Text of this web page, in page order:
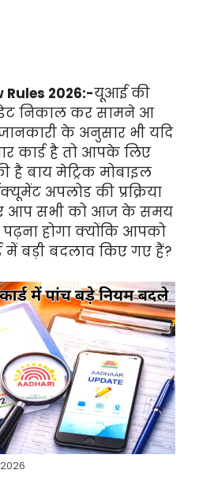
2026:-यूआई की
निकाल कर सामने आ
के अनुसार भी यदि
कार्ड है तो आपके लिए
बाय मेट्रिक मोबाइल
अपलोड की प्रक्रिया
आप सभी को आज के समय
होगा क्योंकि आपको
में बड़ी बदलाव किए गए हैं?